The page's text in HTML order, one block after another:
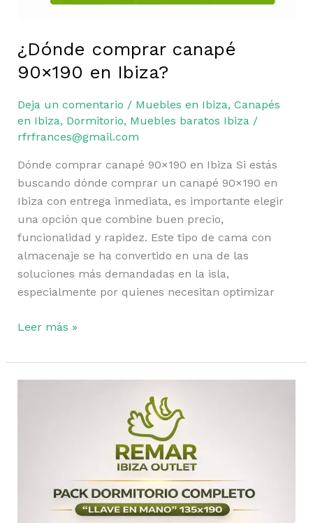
¿Dónde comprar canapé
90×190 en Ibiza?
Deja un comentario / Muebles en Ibiza, Canapés
en Ibiza, Dormitorio, Muebles baratos Ibiza/
rfrfrances@gmail.com
Dónde comprar canapé 90×190 en Ibiza Si estás
buscando dónde comprar un canapé 90×190 en
Ibiza con entrega inmediata, es importante elegir
una opción que combine buen precio,
funcionalidad y rapidez. Este tipo de cama con
almacenaje se ha convertido en una de las
soluciones más demandadas en la isla,
especialmente por quienes necesitan optimizar
Leer más »